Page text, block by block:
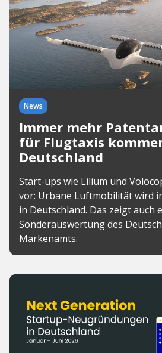
News
Immer mehr
für Flugtaxis
Deutschland
Start-ups wie Lilium und
vor: Urbane Luftmobilität wird
in Deutschland. Das zeigt auch
Sonderauswertung des
Markenamts.